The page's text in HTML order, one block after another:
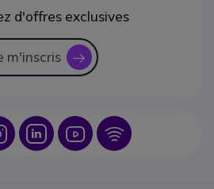
d'offres exclusives
m'inscris icon
IconIcon Icon Icon